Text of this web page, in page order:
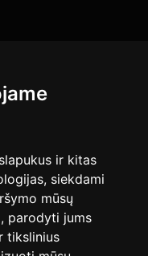
ir kitas
siekdami
mūsų
parodyti jums
tikslinius
platesnę auditoriją
Kurkite, rodykite ir